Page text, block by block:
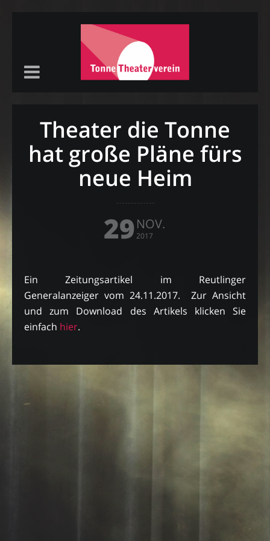
Theater die Tonne
hat große Pläne fürs
neue Heim
29NOV.
2017
Ein Zeitungsartikel im Reutlinger
Generalanzeiger vom 24.11.2017. Zur Ansicht
und zum Download des Artikels klicken Sie
einfach hier.